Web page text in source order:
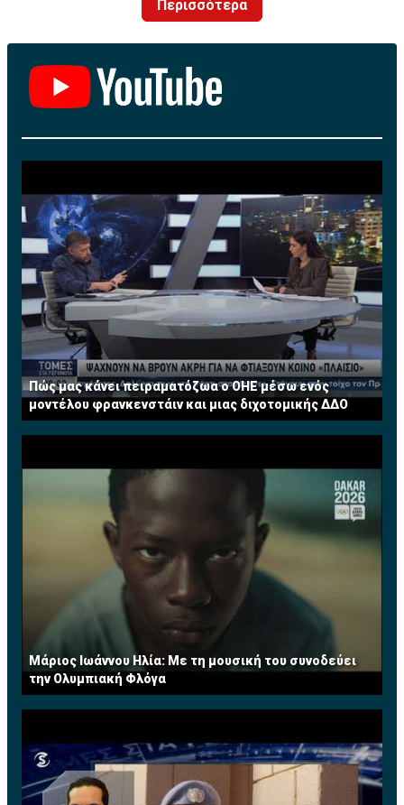
Περισσότερα
Πώς μας κάνει πειραματόζωα ο ΟΗΕ μέσω ενός
μοντέλου φρανκενστάιν και μιας διχοτομικής ΔΔΟ
Μάριος Ιωάννου Ηλία: Με τη μουσική του συνοδεύει
την Ολυμπιακή Φλόγα